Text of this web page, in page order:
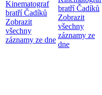
Kinematograf
bratří Čadíků
Zobrazit
všechny
záznamy ze dne
bratří Čadíků
Zobrazit
všechny
záznamy ze
dne